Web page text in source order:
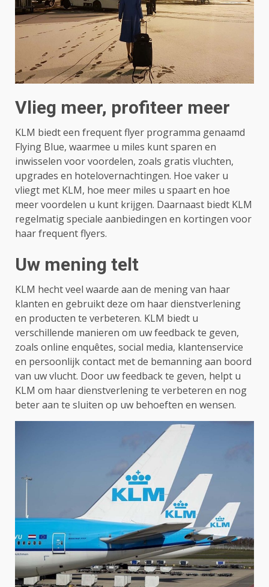
Vlieg meer, profiteer meer
KLM biedt een frequent flyer programma genaamd
Flying Blue, waarmee u miles kunt sparen en
inwisselen voor voordelen, zoals gratis vluchten,
upgrades en hotelovernachtingen. Hoe vaker u
vliegt met KLM, hoe meer miles u spaart en hoe
meer voordelen u kunt krijgen. Daarnaast biedt KLM
regelmatig speciale aanbiedingen en kortingen voor
haar frequent flyers.
Uw mening telt
KLM hecht veel waarde aan de mening van haar
klanten en gebruikt deze om haar dienstverlening
en producten te verbeteren. KLM biedt u
verschillende manieren om uw feedback te geven,
zoals online enquêtes, social media, klantenservice
en persoonlijk contact met de bemanning aan boord
van uw vlucht. Door uw feedback te geven, helpt u
KLM om haar dienstverlening te verbeteren en nog
beter aan te sluiten op uw behoeften en wensen.